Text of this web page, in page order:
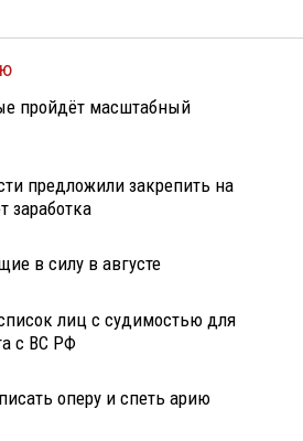
пройдёт масштабный
предложили закрепить на
заработка
в силу в августе
лиц с судимостью для
с ВС РФ
оперу и спеть арию